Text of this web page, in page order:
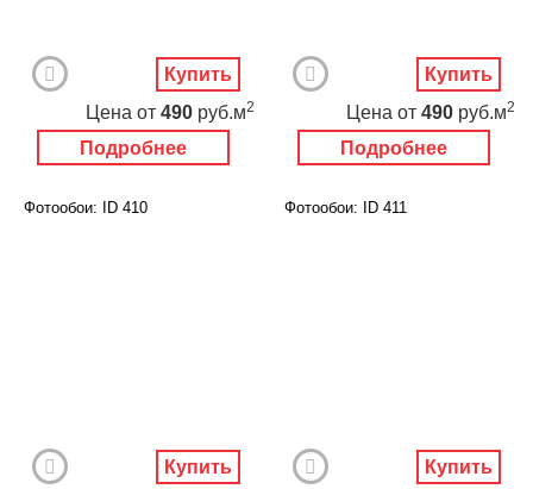
Подробнее
Цена от 490 руб.м2
Купить
Подробнее
Цена от 490 руб.м2
Купить
Фотообои: ID 410
Купить
Фотообои: ID 411
Купить